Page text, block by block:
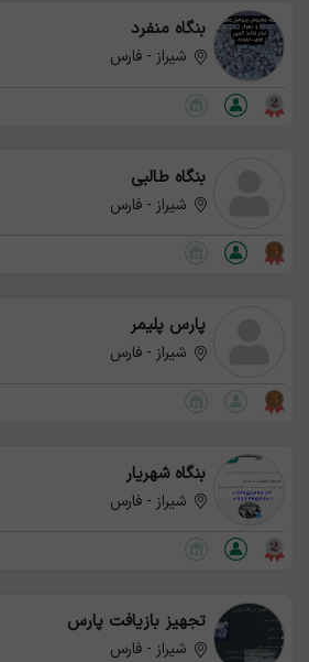
بنگاه منفرد
شیراز - فارس
بنگاه طالبی
شیراز - فارس
پارس پلیمر
شیراز - فارس
بنگاه شهریار
شیراز - فارس
تجهیز بازیافت پارس
شیراز - فارس